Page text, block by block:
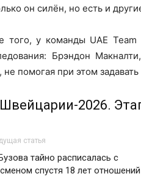
он силён, но есть и
того, у команды UAE
Брэндон
не помогая при этом
2026.
статья
тайно расписалась с
спустя 18 лет отношений